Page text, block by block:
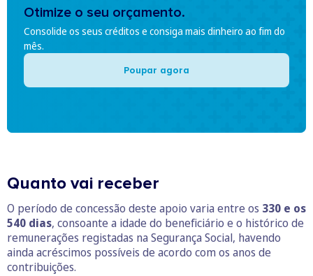
Otimize o seu orçamento.
Consolide os seus créditos e consiga mais dinheiro ao fim do
mês.
Poupar agora
Quanto vai receber
O período de concessão deste apoio varia entre os 330 e os
540 dias, consoante a idade do beneficiário e o histórico de
remunerações registadas na Segurança Social, havendo
ainda acréscimos possíveis de acordo com os anos de
contribuições.